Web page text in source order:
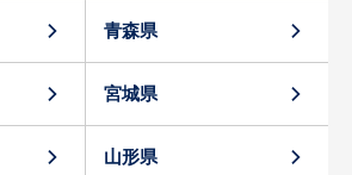
青森県
宮城県
山形県